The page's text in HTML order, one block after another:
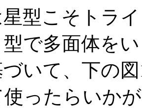
型こそトラ
で多面体を
いて、下の
使ったらいか